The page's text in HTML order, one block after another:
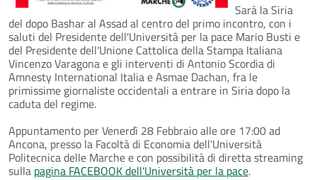
Sarà la Siria
del dopo Bashar al Assad al centro del primo incontro, con i
saluti del Presidente dell'Università per la pace Mario Busti e
del Presidente dell'Unione Cattolica della Stampa Italiana
Vincenzo Varagona e gli interventi di Antonio Scordia di
Amnesty International Italia e Asmae Dachan, fra le
primissime giornaliste occidentali a entrare in Siria dopo la
caduta del regime.
Appuntamento per Venerdì 28 Febbraio alle ore 17:00 ad
Ancona, presso la Facoltà di Economia dell'Università
Politecnica delle Marche e con possibilità di diretta streaming
sulla pagina FACEBOOK dell'Università per la pace.